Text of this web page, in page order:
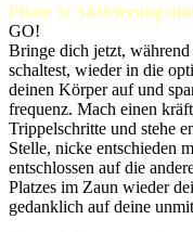
Phase 3: Aktivierung
GO!
Bringe dich jetzt,
schaltest, wieder in die
deinen Körper auf und
frequenz. Mach einen
Trippelschritte und stehe
Stelle, nicke entschieden
entschlossen auf die
Platzes im Zaun wieder
gedanklich auf deine